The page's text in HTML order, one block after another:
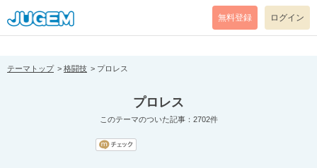
[pear_error: message="Success" code=0 mode=return level=notice
prefix="" info=""]
無料登録 ログイン
テーマトップ 格闘技 プロレス
プロレス
このテーマのついた記事：2702件